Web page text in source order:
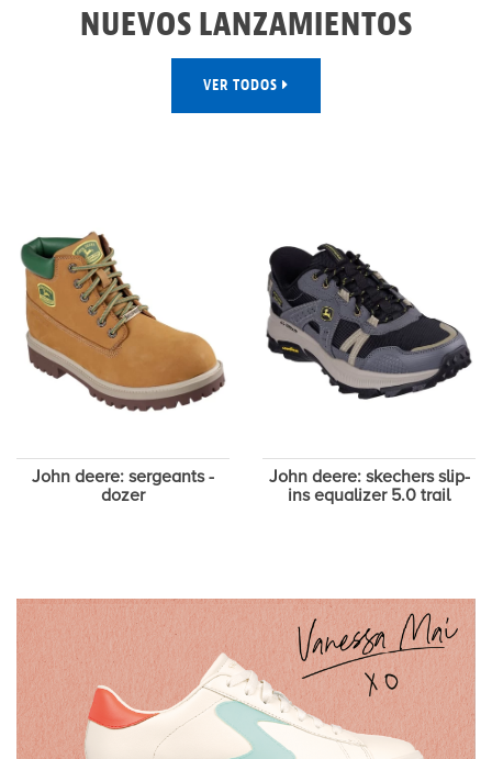
NUEVOS LANZAMIENTOS
VER TODOS
John deere: sergeants -
dozer
John deere: skechers slip-
ins equalizer 5.0 trail